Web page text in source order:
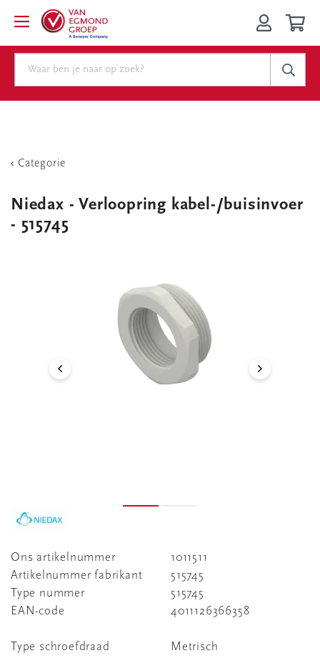
Categorie
Niedax - Verloopring kabel-/buisinvoer
- 515745
Ons artikelnummer
1011511
Artikelnummer fabrikant
515745
Type nummer
515745
EAN-code
4011126366358
Type schroefdraad
Metrisch